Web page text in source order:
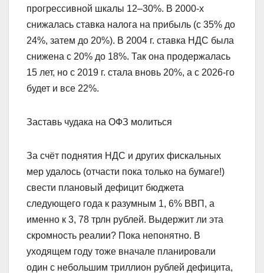
прогрессивной шкалы 12–30%. В 2000‑х
снижалась ставка налога на прибыль (с 35% до
24%, затем до 20%). В 2004 г. ставка НДС была
снижена с 20% до 18%. Так она продержалась
15 лет, но с 2019 г. стала вновь 20%, а с 2026-го
будет и все 22%.
Заставь чудака на ОФЗ молиться
За счёт поднятия НДС и других фискальных
мер удалось (отчасти пока только на бумаге!)
свести плановый дефицит бюджета
следующего года к разумным 1, 6% ВВП, а
именно к 3, 78 трлн рублей. Выдержит ли эта
скромность реалии? Пока непонятно. В
уходящем году тоже вначале планировали
один с небольшим триллион рублей дефицита,